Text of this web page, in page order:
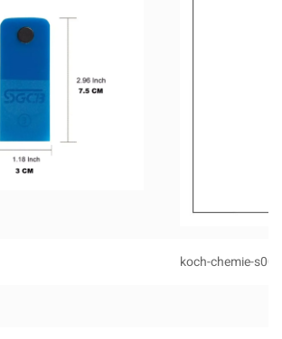
koch-chemie-s001